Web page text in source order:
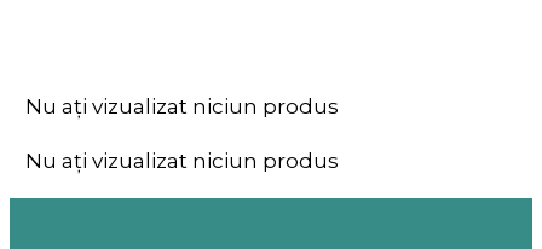
Nu ați vizualizat niciun produs
Nu ați vizualizat niciun produs